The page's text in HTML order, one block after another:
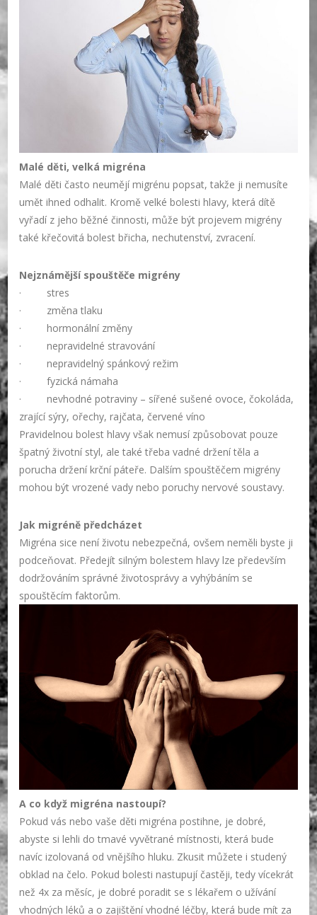
Malé děti, velká migréna
Malé děti často neumějí migrénu popsat, takže ji nemusíte
umět ihned odhalit. Kromě velké bolesti hlavy, která dítě
vyřadí z jeho běžné činnosti, může být projevem migrény
také křečovitá bolest břicha, nechutenství, zvracení.
Nejznámější spouštěče migrény
· stres
· změna tlaku
· hormonální změny
· nepravidelné stravování
· nepravidelný spánkový režim
· fyzická námaha
· nevhodné potraviny – sířené sušené ovoce, čokoláda,
zrající sýry, ořechy, rajčata, červené víno
Pravidelnou bolest hlavy však nemusí způsobovat pouze
špatný životní styl, ale také třeba vadné držení těla a
porucha držení krční páteře. Dalším spouštěčem migrény
mohou být vrozené vady nebo poruchy nervové soustavy.
Jak migréně předcházet
Migréna sice není životu nebezpečná, ovšem neměli byste ji
podceňovat. Předejít silným bolestem hlavy lze především
dodržováním správné životosprávy a vyhýbáním se
spouštěcím faktorům.
A co když migréna nastoupí?
Pokud vás nebo vaše děti migréna postihne, je dobré,
abyste si lehli do tmavé vyvětrané místnosti, která bude
navíc izolovaná od vnějšího hluku. Zkusit můžete i studený
obklad na čelo. Pokud bolesti nastupují častěji, tedy vícekrát
než 4x za měsíc, je dobré poradit se s lékařem o užívání
vhodných léků a o zajištění vhodné léčby, která bude mít za